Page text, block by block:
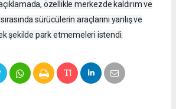
özellikle merkezde kaldırım ve
sürücülerin araçlarını yanlış ve
şekilde park etmemeleri istendi.